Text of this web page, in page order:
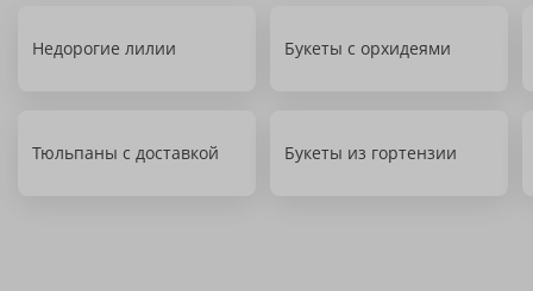
Недорогие лилии Букеты с орхидеями
Тюльпаны с доставкой Букеты из гортензии